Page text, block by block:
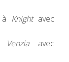
Knightavec
Venziaavec